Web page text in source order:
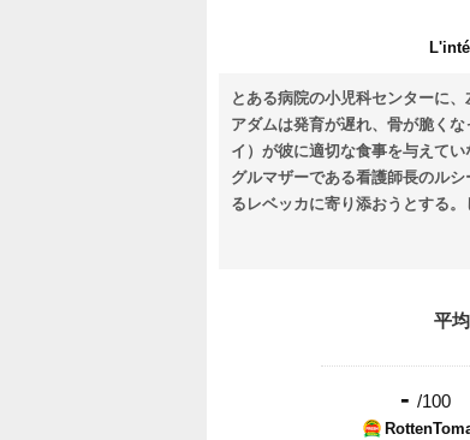
とある病院の小児科センターに
アダムは発育が遅れ、骨が脆く
イ）が彼に適切な食事を与えて
グルマザーである看護師長のル
るレベッカに寄り添おうとする
つめられたルシーは、母子を救
平
- /100